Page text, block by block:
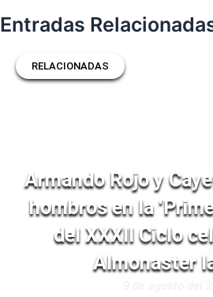
Entradas
RELACIONADAS
Armando Rojo y
hombros en la
del XXXII Ciclo
Almonaster